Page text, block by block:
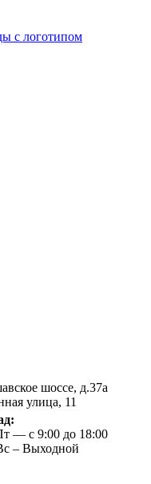
с логотипом
шоссе, д.37а
улица, 11
— с 9:00 до 18:00
– Выходной